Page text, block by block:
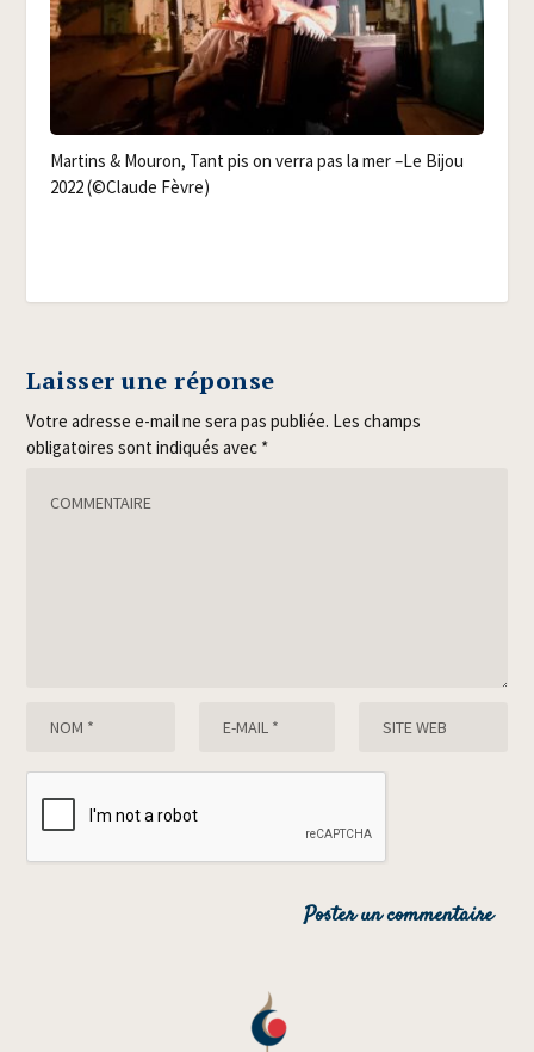
Mar­tins & Mou­ron, Tant pis on ver­ra pas la mer –Le Bijou
2022 (©Claude Fèvre)
Laisser une réponse
Votre adresse e-mail ne sera pas publiée. Les champs
obligatoires sont indiqués avec *